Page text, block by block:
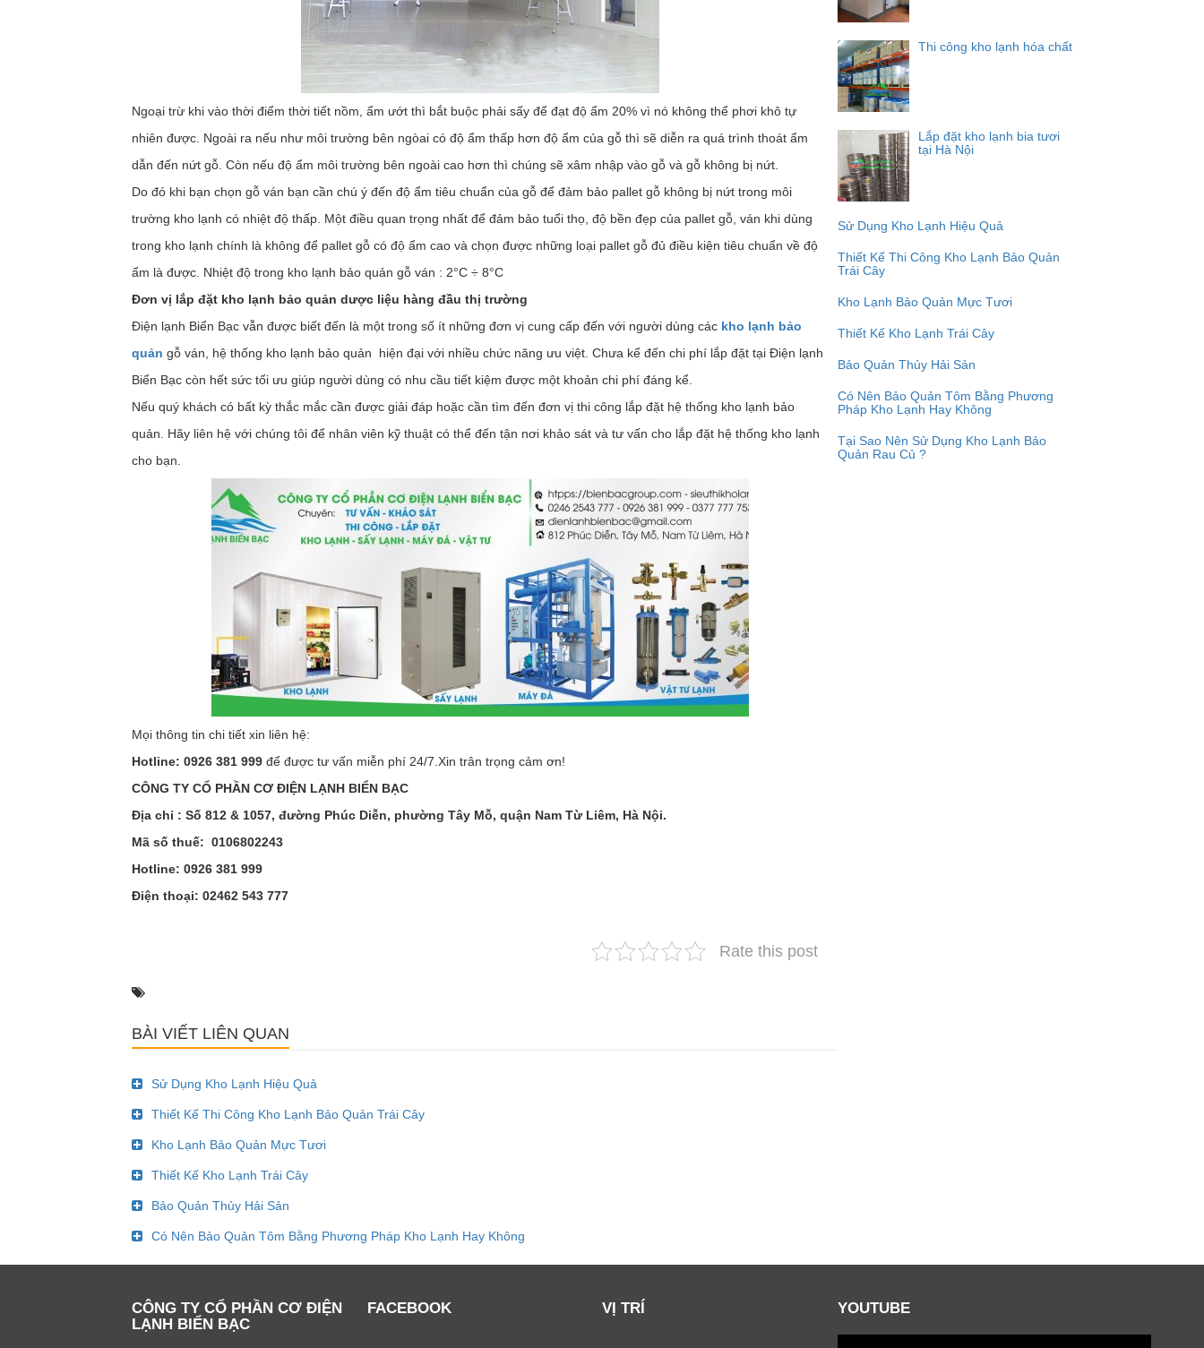
Ngoại trừ khi vào thời điểm thời tiết nồm, ẩm ướt thì bắt buộc phải sấy để đạt độ ẩm 20% vì nó không thể phơi khô tự
nhiên được. Ngoài ra nếu như môi trường bên ngòai có độ ẩm thấp hơn độ ẩm của gỗ thì sẽ diễn ra quá trình thoát ẩm
dẫn đến nứt gỗ. Còn nếu độ ẩm môi trường bên ngoài cao hơn thì chúng sẽ xâm nhập vào gỗ và gỗ không bị nứt.
Do đó khi bạn chọn gỗ ván bạn cần chú ý đến độ ẩm tiêu chuẩn của gỗ để đảm bảo pallet gỗ không bị nứt trong môi
trường kho lạnh có nhiệt độ thấp. Một điều quan trọng nhất để đảm bảo tuổi thọ, độ bền đẹp của pallet gỗ, ván khi dùng
trong kho lạnh chính là không để pallet gỗ có độ ẩm cao và chọn được những loại pallet gỗ đủ điều kiện tiêu chuẩn về độ
ẩm là được. Nhiệt độ trong kho lạnh bảo quản gỗ ván : 2°C ÷ 8°C
Đơn vị lắp đặt kho lạnh bảo quản dược liệu hàng đầu thị trường
Điện lạnh Biển Bạc vẫn được biết đến là một trong số ít những đơn vị cung cấp đến với người dùng các kho lạnh bảo
quản gỗ ván, hệ thống kho lạnh bảo quản hiện đại với nhiều chức năng ưu việt. Chưa kể đến chi phí lắp đặt tại Điện lạnh
Biển Bạc còn hết sức tối ưu giúp người dùng có nhu cầu tiết kiệm được một khoản chi phí đáng kể.
Nếu quý khách có bất kỳ thắc mắc cần được giải đáp hoặc cần tìm đến đơn vị thi công lắp đặt hệ thống kho lạnh bảo
quản. Hãy liên hệ với chúng tôi để nhân viên kỹ thuật có thể đến tận nơi khảo sát và tư vấn cho lắp đặt hệ thống kho lạnh
cho bạn.
Mọi thông tin chi tiết xin liên hệ:
Hotline: 0926 381 999 để được tư vấn miễn phí 24/7.Xin trân trọng cảm ơn!
CÔNG TY CỔ PHẦN CƠ ĐIỆN LẠNH BIỂN BẠC
Địa chỉ : Số 812 & 1057, đường Phúc Diễn, phường Tây Mỗ, quận Nam Từ Liêm, Hà Nội.
Mã số thuế: 0106802243
Hotline: 0926 381 999
Điện thoại: 02462 543 777
Rate this post
BÀI VIẾT LIÊN QUAN
Sử Dụng Kho Lạnh Hiệu Quả
Thiết Kế Thi Công Kho Lạnh Bảo Quản Trái Cây
Kho Lạnh Bảo Quản Mực Tươi
Thiết Kế Kho Lạnh Trái Cây
Bảo Quản Thủy Hải Sản
Có Nên Bảo Quản Tôm Bằng Phương Pháp Kho Lạnh Hay Không
Thi công kho lạnh hóa chất
Lắp đặt kho lạnh bia tươi
tại Hà Nội
Sử Dụng Kho Lạnh Hiệu Quả
Thiết Kế Thi Công Kho Lạnh Bảo Quản
Trái Cây
Kho Lạnh Bảo Quản Mực Tươi
Thiết Kế Kho Lạnh Trái Cây
Bảo Quản Thủy Hải Sản
Có Nên Bảo Quản Tôm Bằng Phương
Pháp Kho Lạnh Hay Không
Tại Sao Nên Sử Dụng Kho Lạnh Bảo
Quản Rau Củ ?
CÔNG TY CỔ PHẦN CƠ ĐIỆN
LẠNH BIỂN BẠC
FACEBOOK VỊ TRÍ YOUTUBE